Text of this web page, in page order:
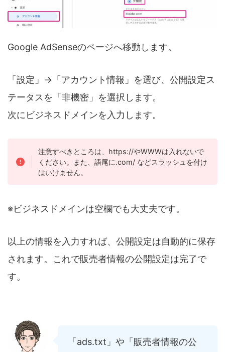
Google AdSenseのページへ移動します。
「設定」→「アカウント情報」を選び、公開設定ス
テータスを「非機密」を選択します。
次にビジネスドメインを入力します。
注意すべきところは、https://やWWWは入れないで
ください。また、語尾に.com/ などスラッシュを付け
はいけません。
※ビジネスドメインは空欄でも大丈夫です。
以上の情報を入力すれば、公開設定は自動的に保存
されます。これで販売者情報の公開設定は完了で
す。
「ads.txt」や「販売者情報の公